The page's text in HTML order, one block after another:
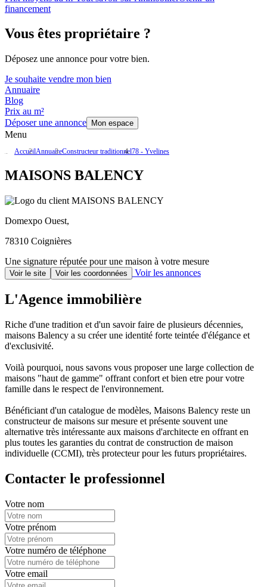
financement
Vous êtes propriétaire ?
Déposez une annonce pour votre bien.
Je souhaite vendre mon bien
Annuaire
Blog
Prix au m²
Déposer une annonce
Mon espace
Menu
AccueilAnnuaireConstructeur traditionnel78 - Yvelines
MAISONS BALENCY
Domexpo Ouest,
78310 Coignières
Une signature réputée pour une maison à votre mesure
Voir le site Voir les coordonnées Voir les annonces
L'Agence immobilière
Riche d'une tradition et d'un savoir faire de plusieurs décennies,
maisons Balency a su créer une identité forte teintée d'élégance et
d'exclusivité.
Voilà pourquoi, nous savons vous proposer une large collection de
maisons "haut de gamme" offrant confort et bien etre pour votre
famille dans le respect de l'environnement.
Bénéficiant d'un catalogue de modèles, Maisons Balency reste un
constructeur de maisons sur mesure et présente souvent une
alternative très intéressante aux maisons d'architecte en offrant en
plus toutes les garanties du contrat de construction de maison
individuelle (CCMI), très protecteur pour les futurs propriétaires.
Contacter le professionnel
Votre nom
Votre prénom
Votre numéro de téléphone
Votre email